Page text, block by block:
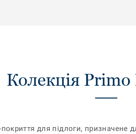
Колекція
для підлоги, призначене